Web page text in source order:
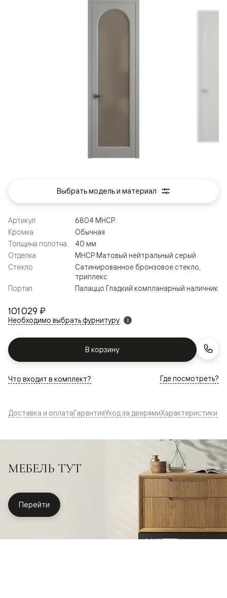
101 029 ₽
Необходимо выбрать фурнитуру i
В корзину
Артикул
6804 МНСР
Кромка
Обычная
Толщина полотна
40 мм
Отделка
МНСР Матовый нейтральный серый
Стекло
Сатинированное бронзовое стекло,
триплекс
Портал
Палаццо Гладкий компланарный наличник
Что входит в комплект? Где посмотреть?
Выбрать модель и материал
Доставка и оплатаГарантияУход за дверямиХарактеристики
МЕБЕЛЬ ТУТ
Перейти